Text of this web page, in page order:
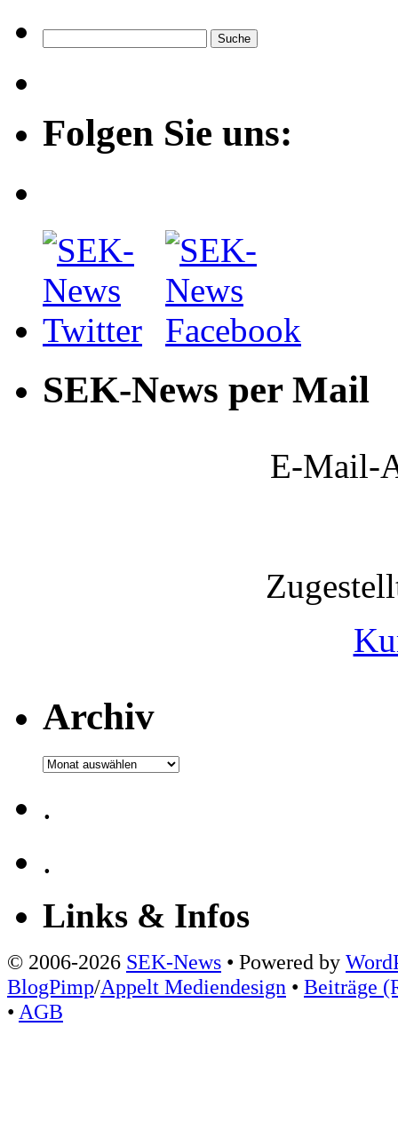
Folgen Sie uns:
SEK-News per Mail
E-Mail-
Archiv
Archiv
.
.
Links & Infos
© 2006-2026 SEK-News • Powered by
BlogPimp/Appelt Mediendesign • Beiträge
• AGB